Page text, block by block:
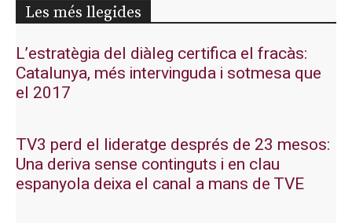
Les més llegides
L’estratègia del diàleg certifica el fracàs:
Catalunya, més intervinguda i sotmesa que
el 2017
TV3 perd el lideratge després de 23 mesos:
Una deriva sense continguts i en clau
espanyola deixa el canal a mans de TVE